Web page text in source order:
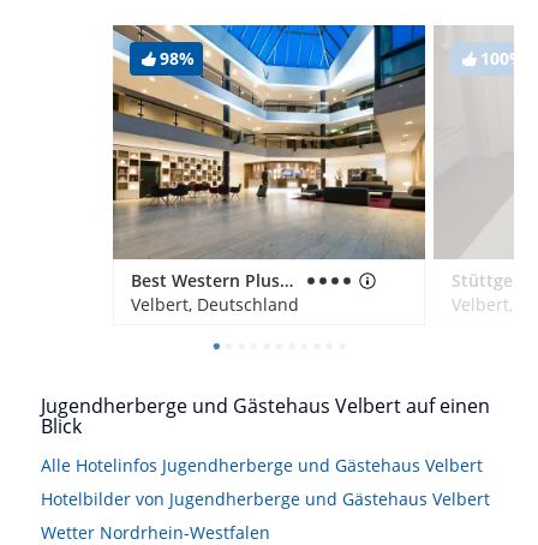
98%
Best Western Plus Parkhotel Velbert
Velbert, Deutschland
100%
Stüttgens
Velbert,
Jugendherberge und Gästehaus Velbert auf einen
Blick
Alle Hotelinfos Jugendherberge und Gästehaus Velbert
Hotelbilder von Jugendherberge und Gästehaus Velbert
Wetter Nordrhein-Westfalen